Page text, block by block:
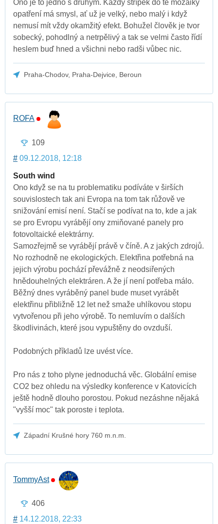
Ono je to jedno s druhým. Každý střípek do té mozaiky
opatření má smysl, ať už je velký, nebo malý i když
nemusí mít vždy okamžitý efekt. Bohužel člověk je tvor
sobecký, pohodlný a netrpělivý a tak se velmi často řídí
heslem buď hned a všichni nebo radši vůbec nic.
Praha-Chodov, Praha-Dejvice, Beroun
ROFA
109
# 09.12.2018, 12:18
South wind
Ono když se na tu problematiku podíváte v širších
souvislostech tak ani Evropa na tom tak růžově ve
snižování emisí není. Stačí se podívat na to, kde a jak
se pro Evropu vyrábějí ony zmiňované panely pro
fotovoltaické elektrárny.
Samozřejmě se vyrábějí právě v číně. A z jakých zdrojů.
No rozhodně ne ekologických. Elektřina potřebná na
jejich výrobu pochází převážně z neodsiřených
hnědouhelných elektráren. A že jí není potřeba málo.
Běžný dnes vyráběný panel bude muset vyrábět
elektřinu přibližně 12 let než smaže uhlíkovou stopu
vytvořenou při jeho výrobě. To nemluvím o dalších
škodlivinách, které jsou vypuštěny do ovzduší.
Podobných příkladů lze uvést více.
Pro nás z toho plyne jednoduchá věc. Globální emise
CO2 bez ohledu na výsledky konference v Katovicích
ještě hodně dlouho porostou. Pokud nezáshne nějaká
"vyšší moc" tak poroste i teplota.
Západní Krušné hory 760 m.n.m.
TommyAst
406
# 14.12.2018, 22:33